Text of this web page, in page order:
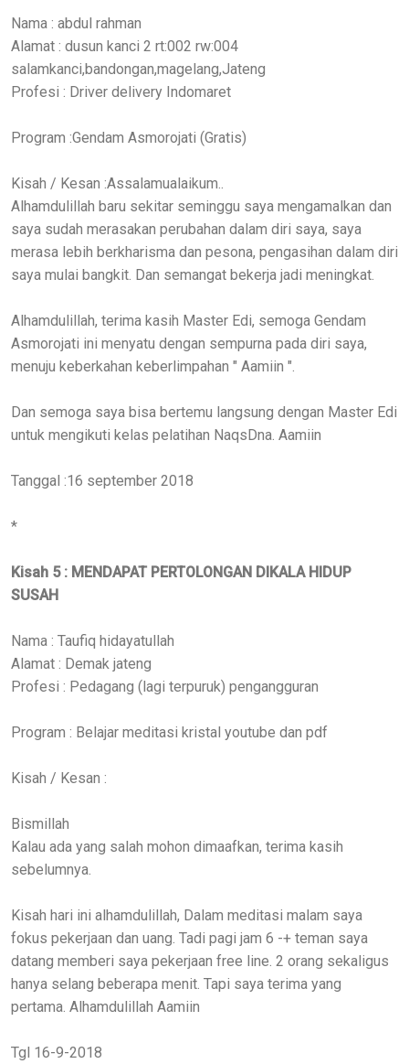
Nama : abdul rahman
Alamat : dusun kanci 2 rt:002 rw:004
salamkanci,bandongan,magelang,Jateng
Profesi : Driver delivery Indomaret
Program :Gendam Asmorojati (Gratis)
Kisah / Kesan :Assalamualaikum..
Alhamdulillah baru sekitar seminggu saya mengamalkan dan
saya sudah merasakan perubahan dalam diri saya, saya
merasa lebih berkharisma dan pesona, pengasihan dalam diri
saya mulai bangkit. Dan semangat bekerja jadi meningkat.
Alhamdulillah, terima kasih Master Edi, semoga Gendam
Asmorojati ini menyatu dengan sempurna pada diri saya,
menuju keberkahan keberlimpahan " Aamiin ".
Dan semoga saya bisa bertemu langsung dengan Master Edi
untuk mengikuti kelas pelatihan NaqsDna. Aamiin
Tanggal :16 september 2018
*
Kisah 5 : MENDAPAT PERTOLONGAN DIKALA HIDUP
SUSAH
Nama : Taufiq hidayatullah
Alamat : Demak jateng
Profesi : Pedagang (lagi terpuruk) pengangguran
Program : Belajar meditasi kristal youtube dan pdf
Kisah / Kesan :
Bismillah
Kalau ada yang salah mohon dimaafkan, terima kasih
sebelumnya.
Kisah hari ini alhamdulillah, Dalam meditasi malam saya
fokus pekerjaan dan uang. Tadi pagi jam 6 -+ teman saya
datang memberi saya pekerjaan free line. 2 orang sekaligus
hanya selang beberapa menit. Tapi saya terima yang
pertama. Alhamdulillah Aamiin
Tgl 16-9-2018